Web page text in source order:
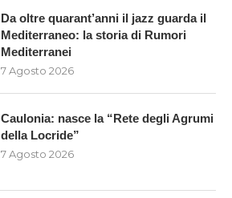
Da oltre quarant’anni il jazz guarda il
Mediterraneo: la storia di Rumori
Mediterranei
7 Agosto 2026
Caulonia: nasce la “Rete degli Agrumi
della Locride”
7 Agosto 2026